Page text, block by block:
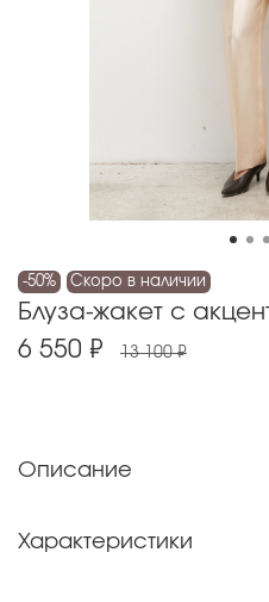
-50% Скоро в наличии
Блуза-жакет с
6 550 ₽ 13 100 ₽
Описание
Характеристики